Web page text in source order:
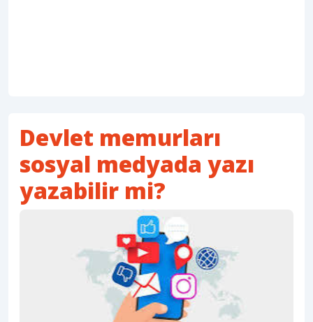
Devlet memurları
sosyal medyada yazı
yazabilir mi?